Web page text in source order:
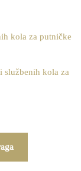
kola za putničke
službenih kola za